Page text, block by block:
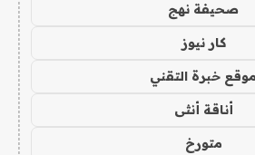
صحيفة نهج
كار نيوز
موقع خبرة التقني
أناقة أنثى
متورخ